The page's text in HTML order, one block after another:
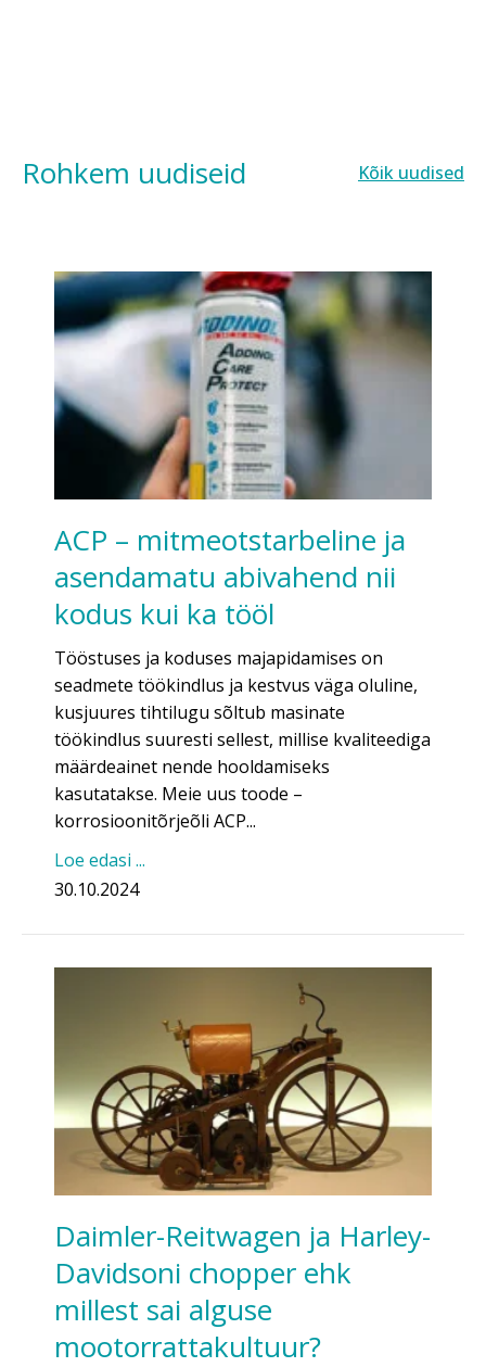
Rohkem uudiseid Kõik uudised
ACP – mitmeotstarbeline ja
asendamatu abivahend nii
kodus kui ka tööl
Tööstuses ja koduses majapidamises on
seadmete töökindlus ja kestvus väga oluline,
kusjuures tihtilugu sõltub masinate
töökindlus suuresti sellest, millise kvaliteediga
määrdeainet nende hooldamiseks
kasutatakse. Meie uus toode –
korrosioonitõrjeõli ACP...
Loe edasi ...
30.10.2024
Daimler-Reitwagen ja Harley-
Davidsoni chopper ehk
millest sai alguse
mootorrattakultuur?